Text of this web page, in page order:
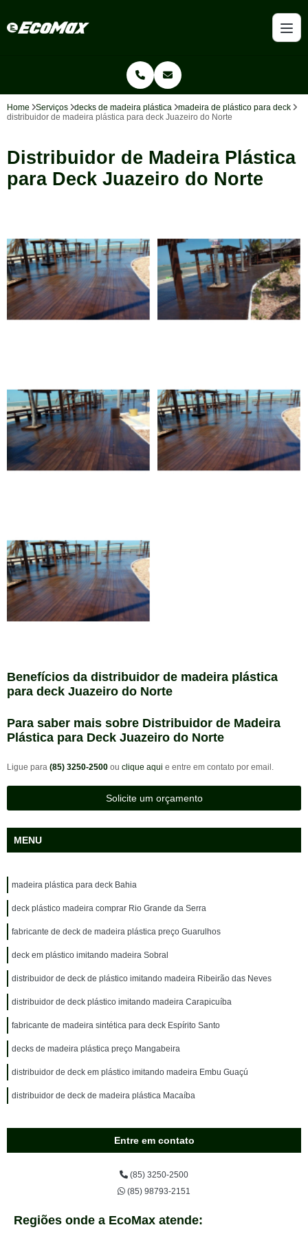
Home Serviços decks de madeira plástica
madeira de plástico para deck
distribuidor de madeira plástica para deck Juazeiro do Norte
Distribuidor de Madeira Plástica
para Deck Juazeiro do Norte
Benefícios da distribuidor de madeira plástica
para deck Juazeiro do Norte
Para saber mais sobre Distribuidor de Madeira
Plástica para Deck Juazeiro do Norte
Ligue para (85) 3250-2500 ou clique aqui e entre em contato por email.
Solicite um orçamento
MENU
madeira plástica para deck Bahia
deck plástico madeira comprar Rio Grande da Serra
fabricante de deck de madeira plástica preço Guarulhos
deck em plástico imitando madeira Sobral
distribuidor de deck de plástico imitando madeira Ribeirão das Neves
distribuidor de deck plástico imitando madeira Carapicuíba
fabricante de madeira sintética para deck Espírito Santo
decks de madeira plástica preço Mangabeira
distribuidor de deck em plástico imitando madeira Embu Guaçú
distribuidor de deck de madeira plástica Macaíba
Entre em contato
(85) 3250-2500
(85) 98793-2151
Regiões onde a EcoMax atende: